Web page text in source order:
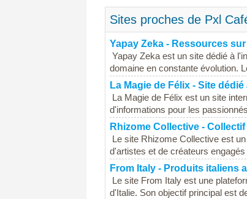
Sites proches de Pxl
Yapay Zeka - Ressources
Yapay Zeka est un site dédié à
domaine en constante évolution.
La Magie de Félix - Site dédié
La Magie de Félix est un site
d'informations pour les
Rhizome Collective -
Le site Rhizome Collective est
d'artistes et de créateurs
From Italy - Produits italiens
Le site From Italy est une
d'Italie. Son objectif principal est